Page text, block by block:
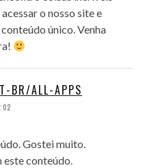
o nosso site e
único. Venha
BR/ALL-APPS
Gostei muito.
este conteúdo.